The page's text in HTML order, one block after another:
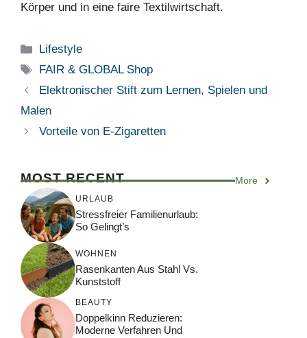
Körper und in eine faire Textilwirtschaft.
Kategorien
Lifestyle
Schlagwörter
FAIR & GLOBAL Shop
Elektronischer Stift zum Lernen, Spielen und
Malen
Vorteile von E-Zigaretten
MOST RECENT More
URLAUB
Stressfreier Familienurlaub:
So Gelingt’s
WOHNEN
Rasenkanten Aus Stahl Vs.
Kunststoff
BEAUTY
Doppelkinn Reduzieren:
Moderne Verfahren Und